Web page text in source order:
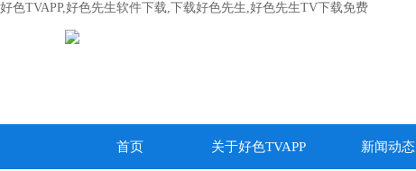
好色TVAPP,好色先生软件下载,下载好色先生,好色先生TV下载免费
首页 关于好色TVAPP 新闻动态